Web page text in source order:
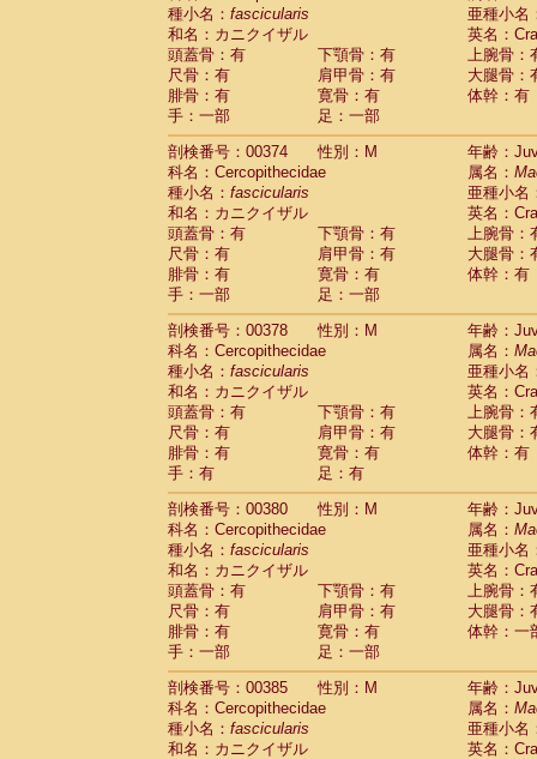
種小名： fascicularis
亜種小名
和名：カニクイザル
英名：
頭蓋骨：有
下顎骨：有
上腕骨：
尺骨：有
肩甲骨：有
大腿骨：
腓骨：有
寛骨：有
体幹：有
手：一部
足：一部
剖検番号：00374
性別：M
年齢：
科名：Cercopithecidae
属名：
種小名： fascicularis
亜種小名
和名：カニクイザル
英名：
頭蓋骨：有
下顎骨：有
上腕骨：
尺骨：有
肩甲骨：有
大腿骨：
腓骨：有
寛骨：有
体幹：有
手：一部
足：一部
剖検番号：00378
性別：M
年齢：
科名：Cercopithecidae
属名：
種小名： fascicularis
亜種小名
和名：カニクイザル
英名：
頭蓋骨：有
下顎骨：有
上腕骨：
尺骨：有
肩甲骨：有
大腿骨：
腓骨：有
寛骨：有
体幹：有
手：有
足：有
剖検番号：00380
性別：M
年齢：
科名：Cercopithecidae
属名：
種小名： fascicularis
亜種小名
和名：カニクイザル
英名：
頭蓋骨：有
下顎骨：有
上腕骨：
尺骨：有
肩甲骨：有
大腿骨：
腓骨：有
寛骨：有
体幹：一
手：一部
足：一部
剖検番号：00385
性別：M
年齢：
科名：Cercopithecidae
属名：
種小名： fascicularis
亜種小名
和名：カニクイザル
英名：